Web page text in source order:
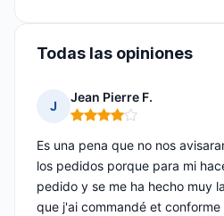
Todas las opiniones
J
Jean Pierre F.
Nota: 4 de 5
Es una pena que no nos
los pedidos porque para mi
pedido y se me ha hecho muy
que j'ai commandé et